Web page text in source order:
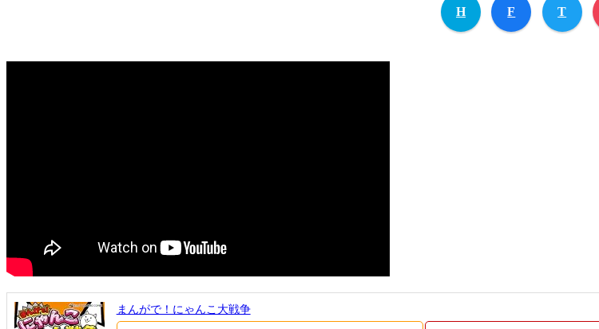
H F T
まんがで！にゃんこ大戦争